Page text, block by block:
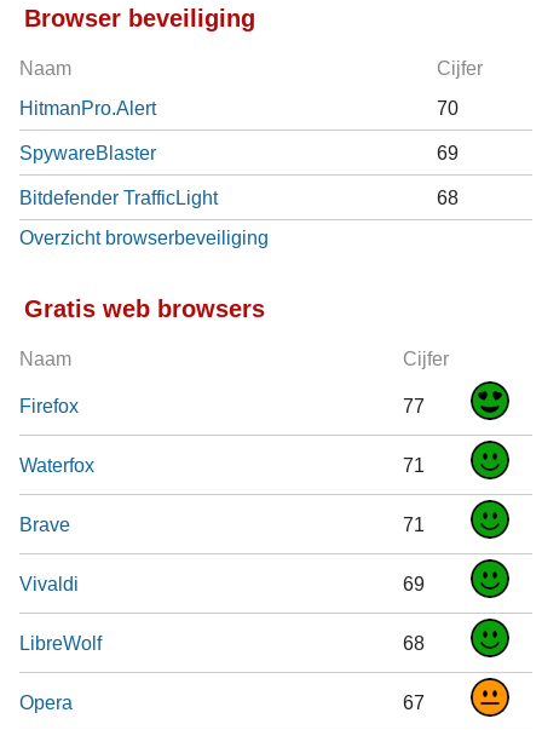
Browser beveiliging
Naam Cijfer
HitmanPro.Alert 70
SpywareBlaster 69
Bitdefender TrafficLight
68
Overzicht browserbeveiliging
Gratis web browsers
Naam Cijfer
Firefox 77
Waterfox 71
Brave 71
Vivaldi 69
LibreWolf 68
Opera 67